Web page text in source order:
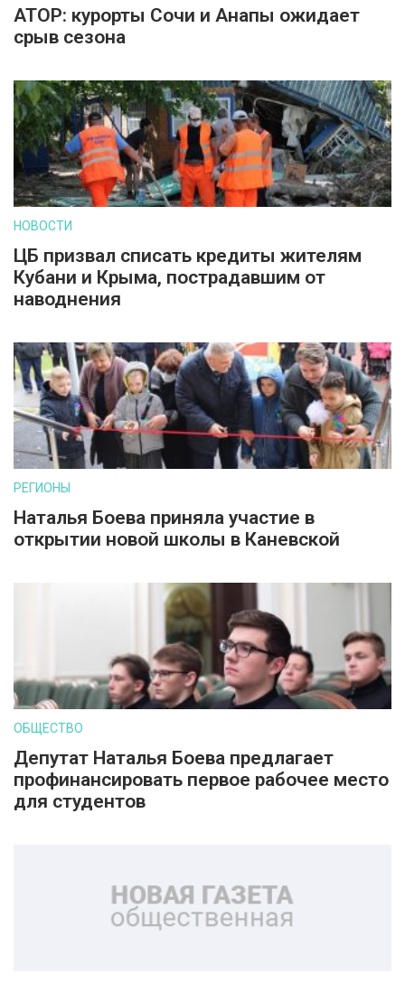
АТОР: курорты Сочи и Анапы ожидает
срыв сезона
НОВОСТИ
ЦБ призвал списать кредиты жителям
Кубани и Крыма, пострадавшим от
наводнения
РЕГИОНЫ
Наталья Боева приняла участие в
открытии новой школы в Каневской
ОБЩЕСТВО
Депутат Наталья Боева предлагает
профинансировать первое рабочее место
для студентов